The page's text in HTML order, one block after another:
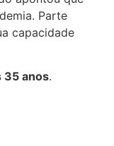
Parte
capacidade
35 anos.